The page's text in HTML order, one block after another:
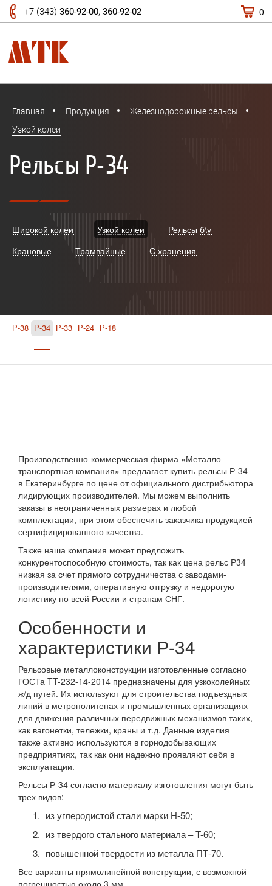
+7 (343) 360-92-00, 360-92-02 0
Главная Продукция
Железнодорожные рельсы
Узкой колеи
Рельсы Р-34
Широкой колеи Узкой колеи
Рельсы б\у
Крановые
Трамвайные С хранения
Р-38 Р-34 Р-33 Р-24 Р-18
Производственно-коммерческая фирма «Металло-
транспортная компания» предлагает купить рельсы Р-34
в Екатеринбурге по цене от официального дистрибьютора
лидирующих производителей. Мы можем выполнить
заказы в неограниченных размерах и любой
комплектации, при этом обеспечить заказчика продукцией
сертифицированного качества.
Также наша компания может предложить
конкурентоспособную стоимость, так как цена рельс Р34
низкая за счет прямого сотрудничества с заводами-
производителями, оперативную отгрузку и недорогую
логистику по всей России и странам СНГ.
Особенности и
характеристики Р-34
Рельсовые металлоконструкции изготовленные согласно
ГОСТа TT-232-14-2014 предназначены для узкоколейных
ж/д путей. Их используют для строительства подъездных
линий в метрополитенах и промышленных организациях
для движения различных передвижных механизмов таких,
как вагонетки, тележки, краны и т.д. Данные изделия
также активно используются в горнодобывающих
предприятиях, так как они надежно проявляют себя в
эксплуатации.
Рельсы Р-34 согласно материалу изготовления могут быть
трех видов:
из углеродистой стали марки H-50;
из твердого стального материала – T-60;
повышенной твердости из металла ПТ-70.
Все варианты прямолинейной конструкции, с возможной
погрешностью около 3 мм.